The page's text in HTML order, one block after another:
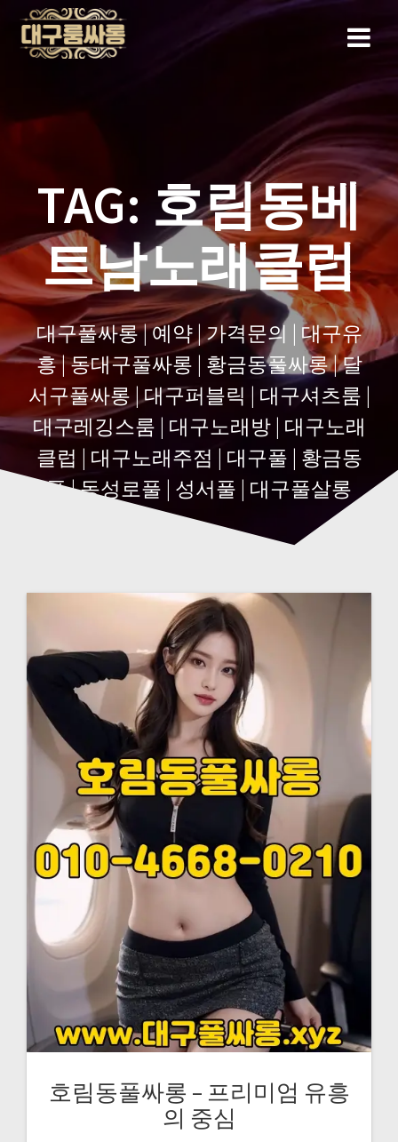
TAG: 호림동베
트남노래클럽
대구풀싸롱 | 예약 | 가격문의 | 대구유
흥 | 동대구풀싸롱 | 황금동풀싸롱 | 달
서구풀싸롱 | 대구퍼블릭 | 대구셔츠룸 |
대구레깅스룸 | 대구노래방 | 대구노래
클럽 | 대구노래주점 | 대구풀 | 황금동
풀 | 동성로풀 | 성서풀 | 대구풀살롱
호림동풀싸롱 – 프리미엄 유흥
의 중심